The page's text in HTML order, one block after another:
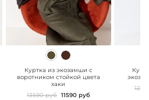
" class="js-prevent-
Куртка из экозамши с
воротником стойкой цвета
хаки
13590 руб 11590 руб